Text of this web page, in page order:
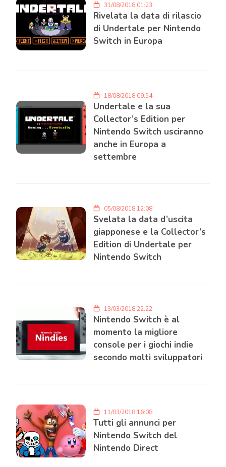
31/08/2018 01:23
Rivelata la data di rilascio
di Undertale per Nintendo
Switch in Europa
18/08/2018 09:54
Undertale e la sua
Collector’s Edition per
Nintendo Switch usciranno
anche in Europa a
settembre
05/08/2018 12:08
Svelata la data d’uscita
giapponese e la Collector’s
Edition di Undertale per
Nintendo Switch
13/03/2018 22:22
Nintendo Switch è al
momento la migliore
console per i giochi indie
secondo molti sviluppatori
11/03/2018 16:08
Tutti gli annunci per
Nintendo Switch del
Nintendo Direct